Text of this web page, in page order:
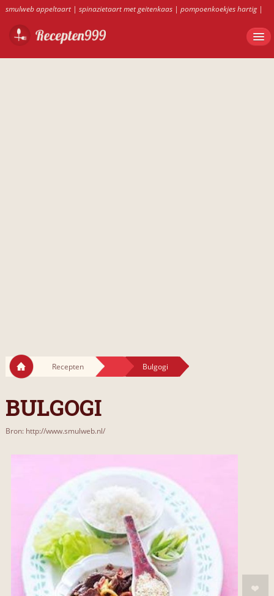
smulweb appeltaart| spinazietaart met geitenkaas| pompoenkoekjes hartig|
citroentaart ah
preischotel | kaassalade voor op toast|
recept zalmsalade met aardappel
Recepten Bulgogi
BULGOGI
Bron: http://www.smulweb.nl/